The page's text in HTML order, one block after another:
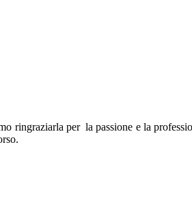
ringraziarla per la passione e la